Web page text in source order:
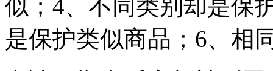
似；4、不同类别却是保
是保护类似商品；6、相